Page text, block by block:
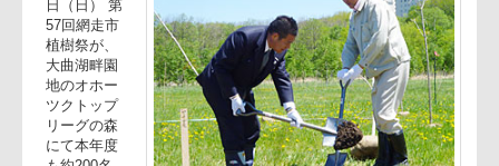
2014年6月1
日（日） 第
57回網走市
植樹祭が、
大曲湖畔園
地のオホー
ツクトップ